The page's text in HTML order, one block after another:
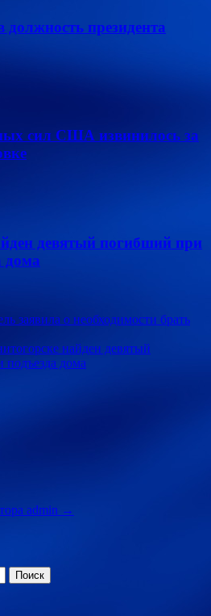
должность президента
сил США извинилось за
девятый погибший при
дома
заявила о необходимости брать
найден девятый
дома
admin →